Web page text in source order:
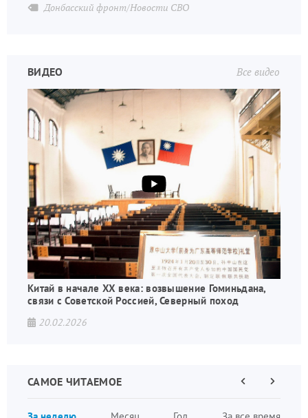
Донбасский фронт/Новости СВО
Все видео
ВИДЕО
Китай в начале XX века: возвышение Гоминьдана,
связи с Советской Россией, Северный поход
20.02.2026
САМОЕ ЧИТАЕМОЕ
ПредыдущаяСледующая